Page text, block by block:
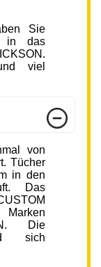
Sie
in das
viel
von
Tücher
in den
Das
Die
sich